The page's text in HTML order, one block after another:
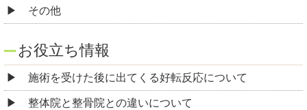
その他
お役立ち情報
施術を受けた後に出てくる好転反応について
整体院と整骨院との違いについて